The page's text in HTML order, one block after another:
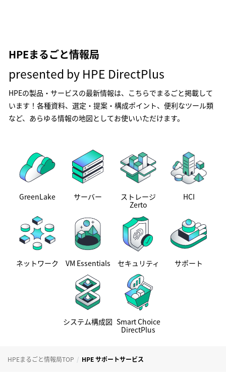
HPEまるごと情報局
presented by HPE DirectPlus
HPEの製品・サービスの最新情報は、こちらでまるごと掲載して
います！各種資料、選定・提案・構成ポイント、便利なツール類
など、あらゆる情報の地図としてお使いいただけます。
GreenLake サーバー
ストレージ
Zerto
HCI
ネットワーク VM Essentials セキュリティ サポート
システム構成図 Smart Choice
DirectPlus
HPEまるごと情報局TOP HPE サポートサービス